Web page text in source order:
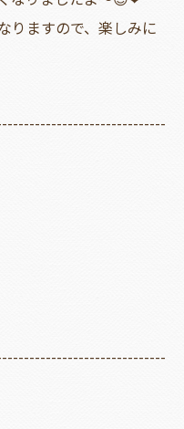
りますので、楽しみに